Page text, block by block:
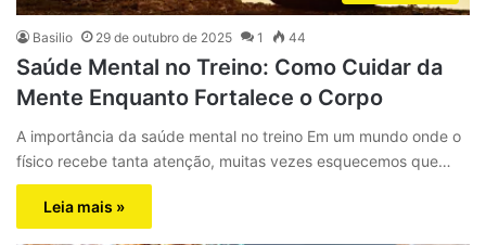
Basilio 29 de outubro de 2025 1 44
Saúde Mental no Treino: Como Cuidar da
Mente Enquanto Fortalece o Corpo
A importância da saúde mental no treino Em um mundo onde o
físico recebe tanta atenção, muitas vezes esquecemos que…
Leia mais »